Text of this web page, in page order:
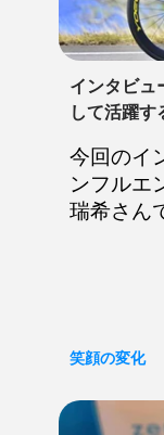
インタビュ
して活躍す
今回のイ
ンフルエ
瑞希さん
笑顔の変化